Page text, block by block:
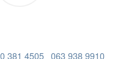
381 4505 063 938 9910